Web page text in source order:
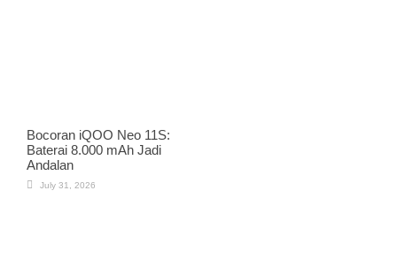
Bocoran iQOO Neo 11S:
Baterai 8.000 mAh Jadi
Andalan
July 31, 2026